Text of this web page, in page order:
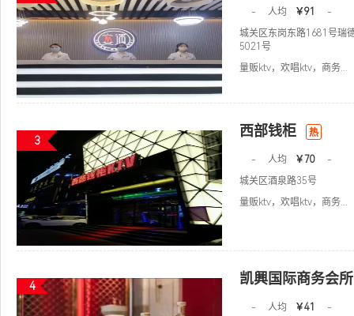
- 人均 ￥91
-
城关区东岗东路1681号瑞
5021号
量贩ktv，欢唱ktv，商务...
3
西部钱柜 热
- 人均 ￥70
-
城关区酒泉路35号
量贩ktv，欢唱ktv，商务...
4 凯興国际商务会
- 人均 ￥41
-